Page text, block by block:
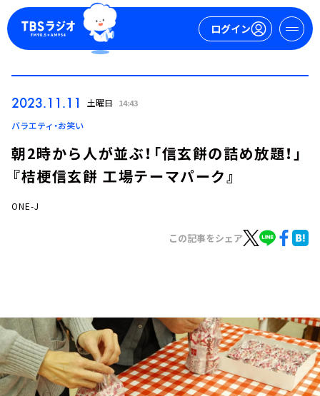
ログイン
ログイン
お知らせ
イベント・グッズ
YouTube
会社情報
2023.11.11 土曜日 14:43
バラエティ・お笑い
朝2時から人が並ぶ！「信玄餅の詰め放題！」
『桔梗信玄餅 工場テーマパーク』
ONE-J
この記事をシェア